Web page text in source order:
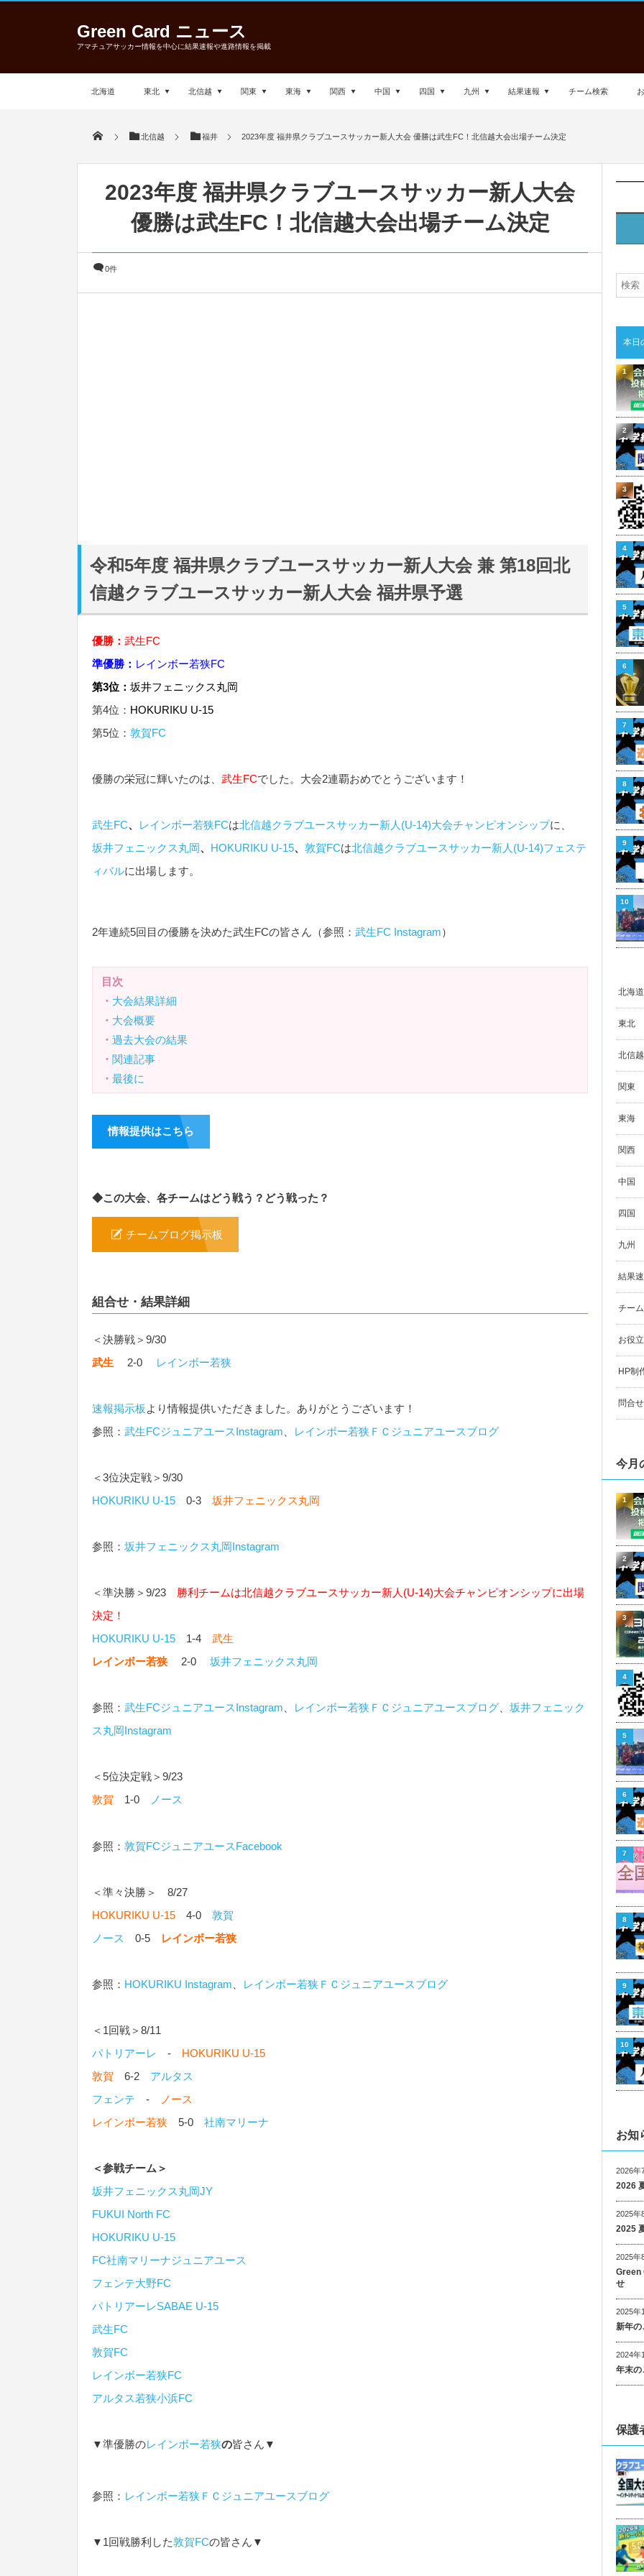
Green Card ニュース
アマチュアサッカー情報を中心に結果速報や進路情報を掲載
北海道 東北 北信越 関東 東海 関西 中国 四国 九州 結果速報 チーム検索
北信越 福井 2023年度 福井県クラブユースサッカー新人大会 優勝は武生FC！北信越大会出場チーム決定
2023年度 福井県クラブユースサッカー新人大会
優勝は武生FC！北信越大会出場チーム決定
0件
令和5年度 福井県クラブユースサッカー新人大会 兼 第18回北
信越クラブユースサッカー新人大会 福井県予選
優勝： 武生FC
準優勝： レインボー若狭FC
第3位： 坂井フェニックス丸岡
第4位： HOKURIKU U-15
第5位： 敦賀FC
優勝の栄冠に輝いたのは、 武生FCでした。大会2連覇おめでとうございます！
武生FC、 レインボー若狭FCは北信越クラブユースサッカー新人(U-14)大会チャンピオンシップに、
坂井フェニックス丸岡 、 HOKURIKU U-15、 敦賀FCは北信越クラブユースサッカー新人(U-14)フェステ
ィバルに出場します。
2年連続5回目の優勝を決めた武生FCの皆さん（参照： 武生FC Instagram）
目次
・ 大会結果詳細
・ 大会概要
・ 過去大会の結果
・ 関連記事
・ 最後に
情報提供はこちら
◆この大会、各チームはどう戦う？どう戦った？
チームブログ掲示板
組合せ・結果詳細
＜決勝戦＞9/30
武生 2-0 レインボー若狭
速報掲示板 より情報提供いただきました。ありがとうございます！
参照： 武生FCジュニアユースInstagram レインボー若狭ＦＣジュニアユースブログ
＜3位決定戦＞9/30
HOKURIKU U-15 0-3 坂井フェニックス丸岡
参照： 坂井フェニックス丸岡Instagram
＜準決勝＞9/23 勝利チームは北信越クラブユースサッカー新人(U-14)大会チャンピオンシップに出場
決定！
HOKURIKU U-15 1-4 武生
レインボー若狭2-0 坂井フェニックス丸岡
参照： 武生FCジュニアユースInstagram レインボー若狭ＦＣジュニアユースブログ
坂井フェニック
ス丸岡Instagram
＜5位決定戦＞9/23
敦賀 1-0 ノース
参照： 敦賀FCジュニアユースFacebook
＜準々決勝＞ 8/27
HOKURIKU U-15 4-0 敦賀
ノース
0-5 レインボー若狭
参照： HOKURIKU Instagram レインボー若狭ＦＣジュニアユースブログ
＜1回戦＞8/11
パトリアーレ
- HOKURIKU U-15
敦賀 6-2 アルタス
フェンテ -
ノース
レインボー若狭 5-0 社南マリーナ
＜参戦チーム＞
坂井フェニックス丸岡JY
FUKUI North FC
HOKURIKU U-15
FC社南マリーナジュニアユース
フェンテ大野FC
パトリアーレSABAE U-15
武生FC
敦賀FC
レインボー若狭FC
アルタス若狭小浜FC
▼準優勝のレインボー若狭の皆さん▼
参照： レインボー若狭ＦＣジュニアユースブログ
▼1回戦勝利した敦賀FCの皆さん▼
本日
1
2
3
4
5
6
7
8
9
10
北海道
東北
北信越
関東
東海
関西
中国
四国
九州
結果
チー
お役
HP制
問合せ
今月
1
2
3
4
5
6
7
8
9
10
お知
2026年
2026
2025年
2025
2025年
Green
せ
2025年
新年の
2024年
年末の
保護